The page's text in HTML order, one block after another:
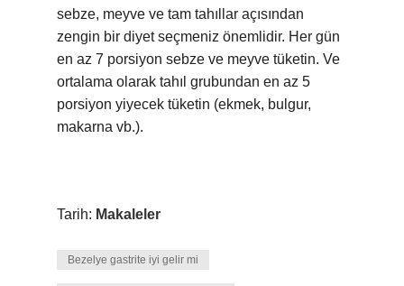
sebze, meyve ve tam tahıllar açısından
zengin bir diyet seçmeniz önemlidir. Her gün
en az 7 porsiyon sebze ve meyve tüketin. Ve
ortalama olarak tahıl grubundan en az 5
porsiyon yiyecek tüketin (ekmek, bulgur,
makarna vb.).
Tarih: Makaleler
Bezelye gastrite iyi gelir mi